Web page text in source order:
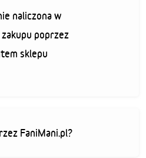
naliczona w
poprzez
sklepu
FaniMani.pl?